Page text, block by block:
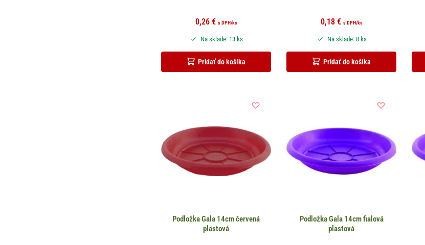
0,26 € s DPH/ks
Pridať do košíka
Na sklade: 13 ks
0,18 € s DPH/ks
Pridať do košíka
Na sklade: 8 ks
Podložka Gala 14cm červená
plastová
Podložka Gala 14cm fialová
plastová